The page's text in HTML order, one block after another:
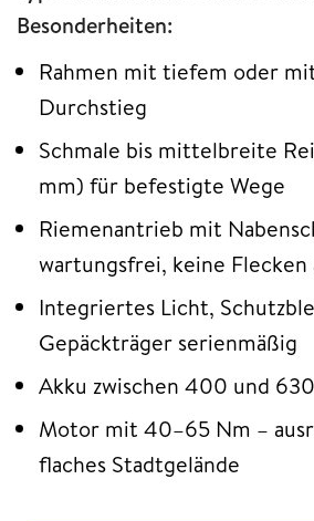
Besonderheiten:
Rahmen mit tiefem oder
Durchstieg
Schmale bis mittelbreite
mm) für befestigte Wege
Riemenantrieb mit
wartungsfrei, keine Flecken
Integriertes Licht,
Gepäckträger serienmäßig
Akku zwischen 400 und
Motor mit 40–65 Nm –
flaches Stadtgelände